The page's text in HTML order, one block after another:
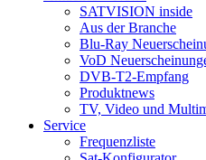
SATVISION inside
Aus der Branche
Blu-Ray
VoD
DVB-T2-Empfang
Produktnews
TV, Video und
Service
Frequenzliste